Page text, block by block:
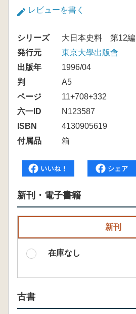
レビューを書く
シリーズ
大日本史料 第12編
発行元
東京大學出版會
出版年
1996/04
判
A5
ページ
11+708+332
六一ID
N123587
ISBN
4130905619
付属品
箱
新刊・電子書籍
新刊
在庫なし
古書